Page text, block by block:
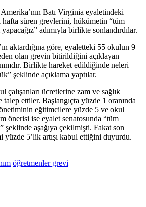
Batı Virginia eyaletindeki
hafta süren grevlerini, hükümetin “tüm
adımıyla birlikte sonlandırdılar.
aktardığına göre, eyaletteki 55 okulun 9
olan grevin bitirildiğini açıklayan
Birlikte hareket edildiğinde neleri
şeklinde açıklama yaptılar.
çalışanları ücretlerine zam ve sağlık
ettiler. Başlangıçta yüzde 1 oranında
eğitimcilere yüzde 5 ve okul
önerisi ise eyalet senatosunda “tüm
şeklinde aşağıya çekilmişti. Fakat son
yüzde 5’lik artışı kabul ettiğini duyurdu.
öğretmenler grevi